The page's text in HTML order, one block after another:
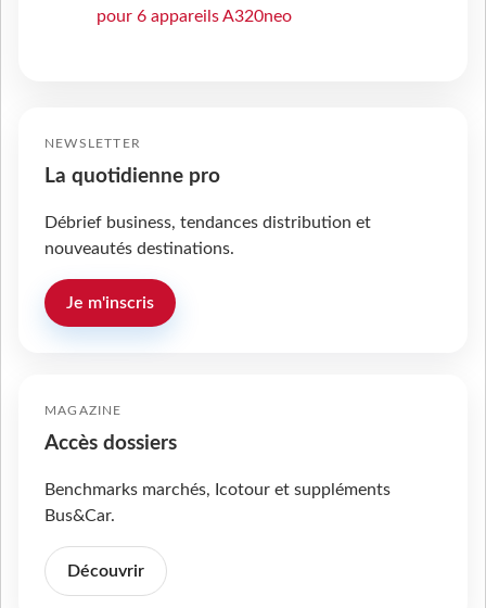
pour 6 appareils A320neo
NEWSLETTER
La quotidienne pro
Débrief business, tendances distribution et
nouveautés destinations.
Je m'inscris
MAGAZINE
Accès dossiers
Benchmarks marchés, Icotour et suppléments
Bus&Car.
Découvrir